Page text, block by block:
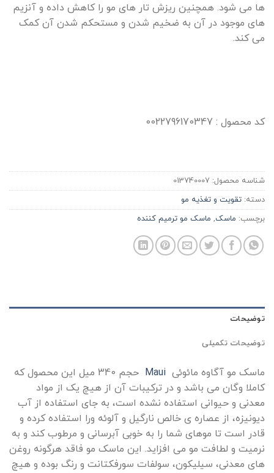
ها می شود. همچنین ریزش تار های مو را کاهش داده و آنزیم
های موجود در آن به ضخیم شدن و مستحکم شدن آن کمک
می کند.
کد محصول : 0022796170347
شناسه محصول: 013740007
دسته: تقویت و تغذیه مو
برچسب: ماسک, ماسک مو ترمیم کننده
توضیحات
توضیحات تکمیلی
ماسک مو آگاوه مائوئی Maui
حجم 340 میل این محصول که
کاملا وگان می باشد و در ترکیبات آن از هیچ یک از مواد
معدنی و حیوانی استفاده نشده است، به جای استفاده از آب
دیونیزه، از عصاره ی خالص نارگیل و آلوئه ورا استفاده کرده و
قادر است تا موهای شما را به خوبی آبرسانی و مرطوب کند و به
نرمیت و لطافت مو می افزاید. این ماسک مو فاقد هرگونه روغن
های معدنی، سیلیکون، سولفات سورفکتانت و رنگ بوده و هیچ